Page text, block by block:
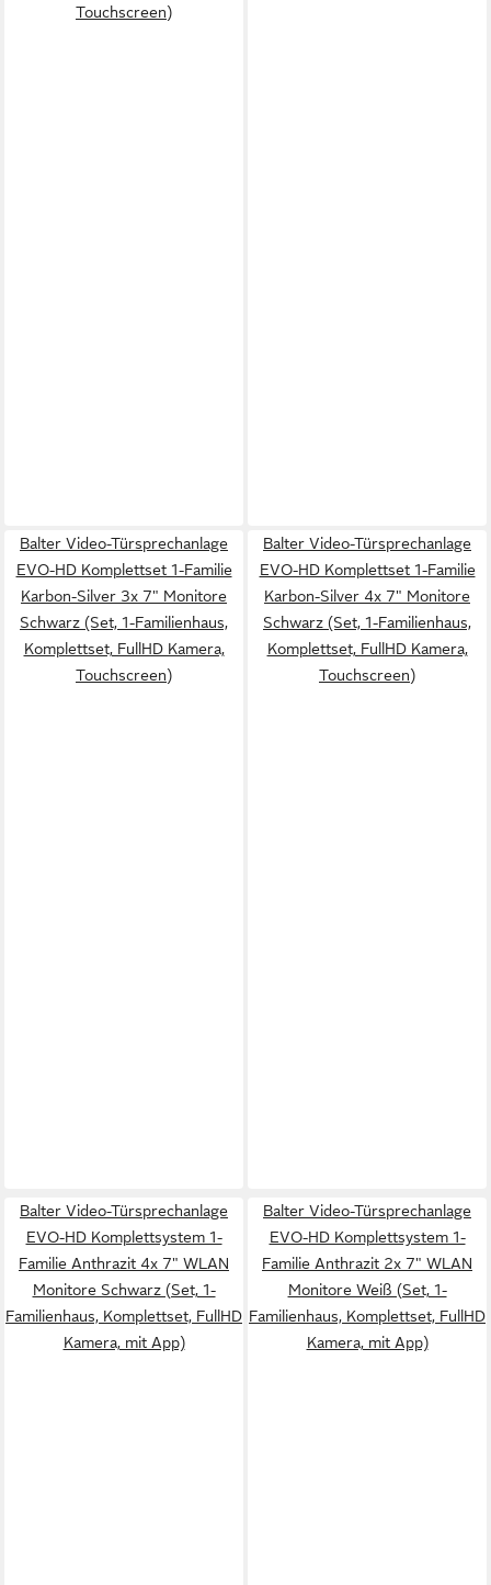
Touchscreen)
Balter Video-Türsprechanlage
EVO-HD Komplettset 1-Familie
Karbon-Silver 3x 7" Monitore
Schwarz (Set, 1-Familienhaus,
Komplettset, FullHD Kamera,
Touchscreen)
Balter Video-Türsprechanlage
EVO-HD Komplettset 1-Familie
Karbon-Silver 4x 7" Monitore
Schwarz (Set, 1-Familienhaus,
Komplettset, FullHD Kamera,
Touchscreen)
Balter Video-Türsprechanlage
EVO-HD Komplettsystem 1-
Familie Anthrazit 4x 7" WLAN
Monitore Schwarz (Set, 1-
Familienhaus, Komplettset, FullHD
Kamera, mit App)
Balter Video-Türsprechanlage
EVO-HD Komplettsystem 1-
Familie Anthrazit 2x 7" WLAN
Monitore Weiß (Set, 1-
Familienhaus, Komplettset, FullHD
Kamera, mit App)